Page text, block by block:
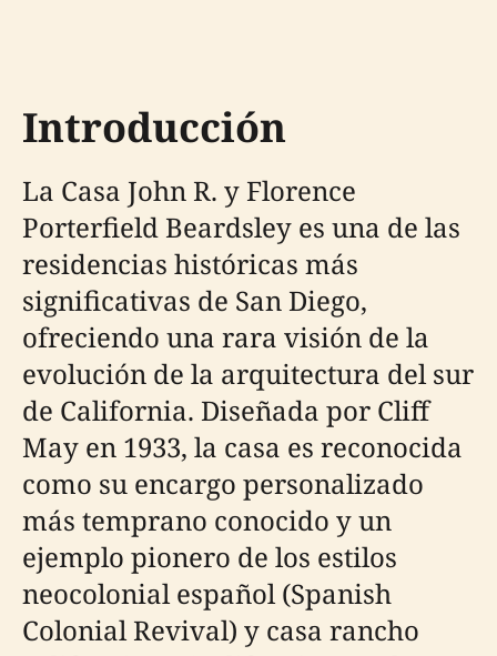
Introducción
La Casa John R. y Florence
Porterfield Beardsley es una de las
residencias históricas más
significativas de San Diego,
ofreciendo una rara visión de la
evolución de la arquitectura del sur
de California. Diseñada por Cliff
May en 1933, la casa es reconocida
como su encargo personalizado
más temprano conocido y un
ejemplo pionero de los estilos
neocolonial español (Spanish
Colonial Revival) y casa rancho